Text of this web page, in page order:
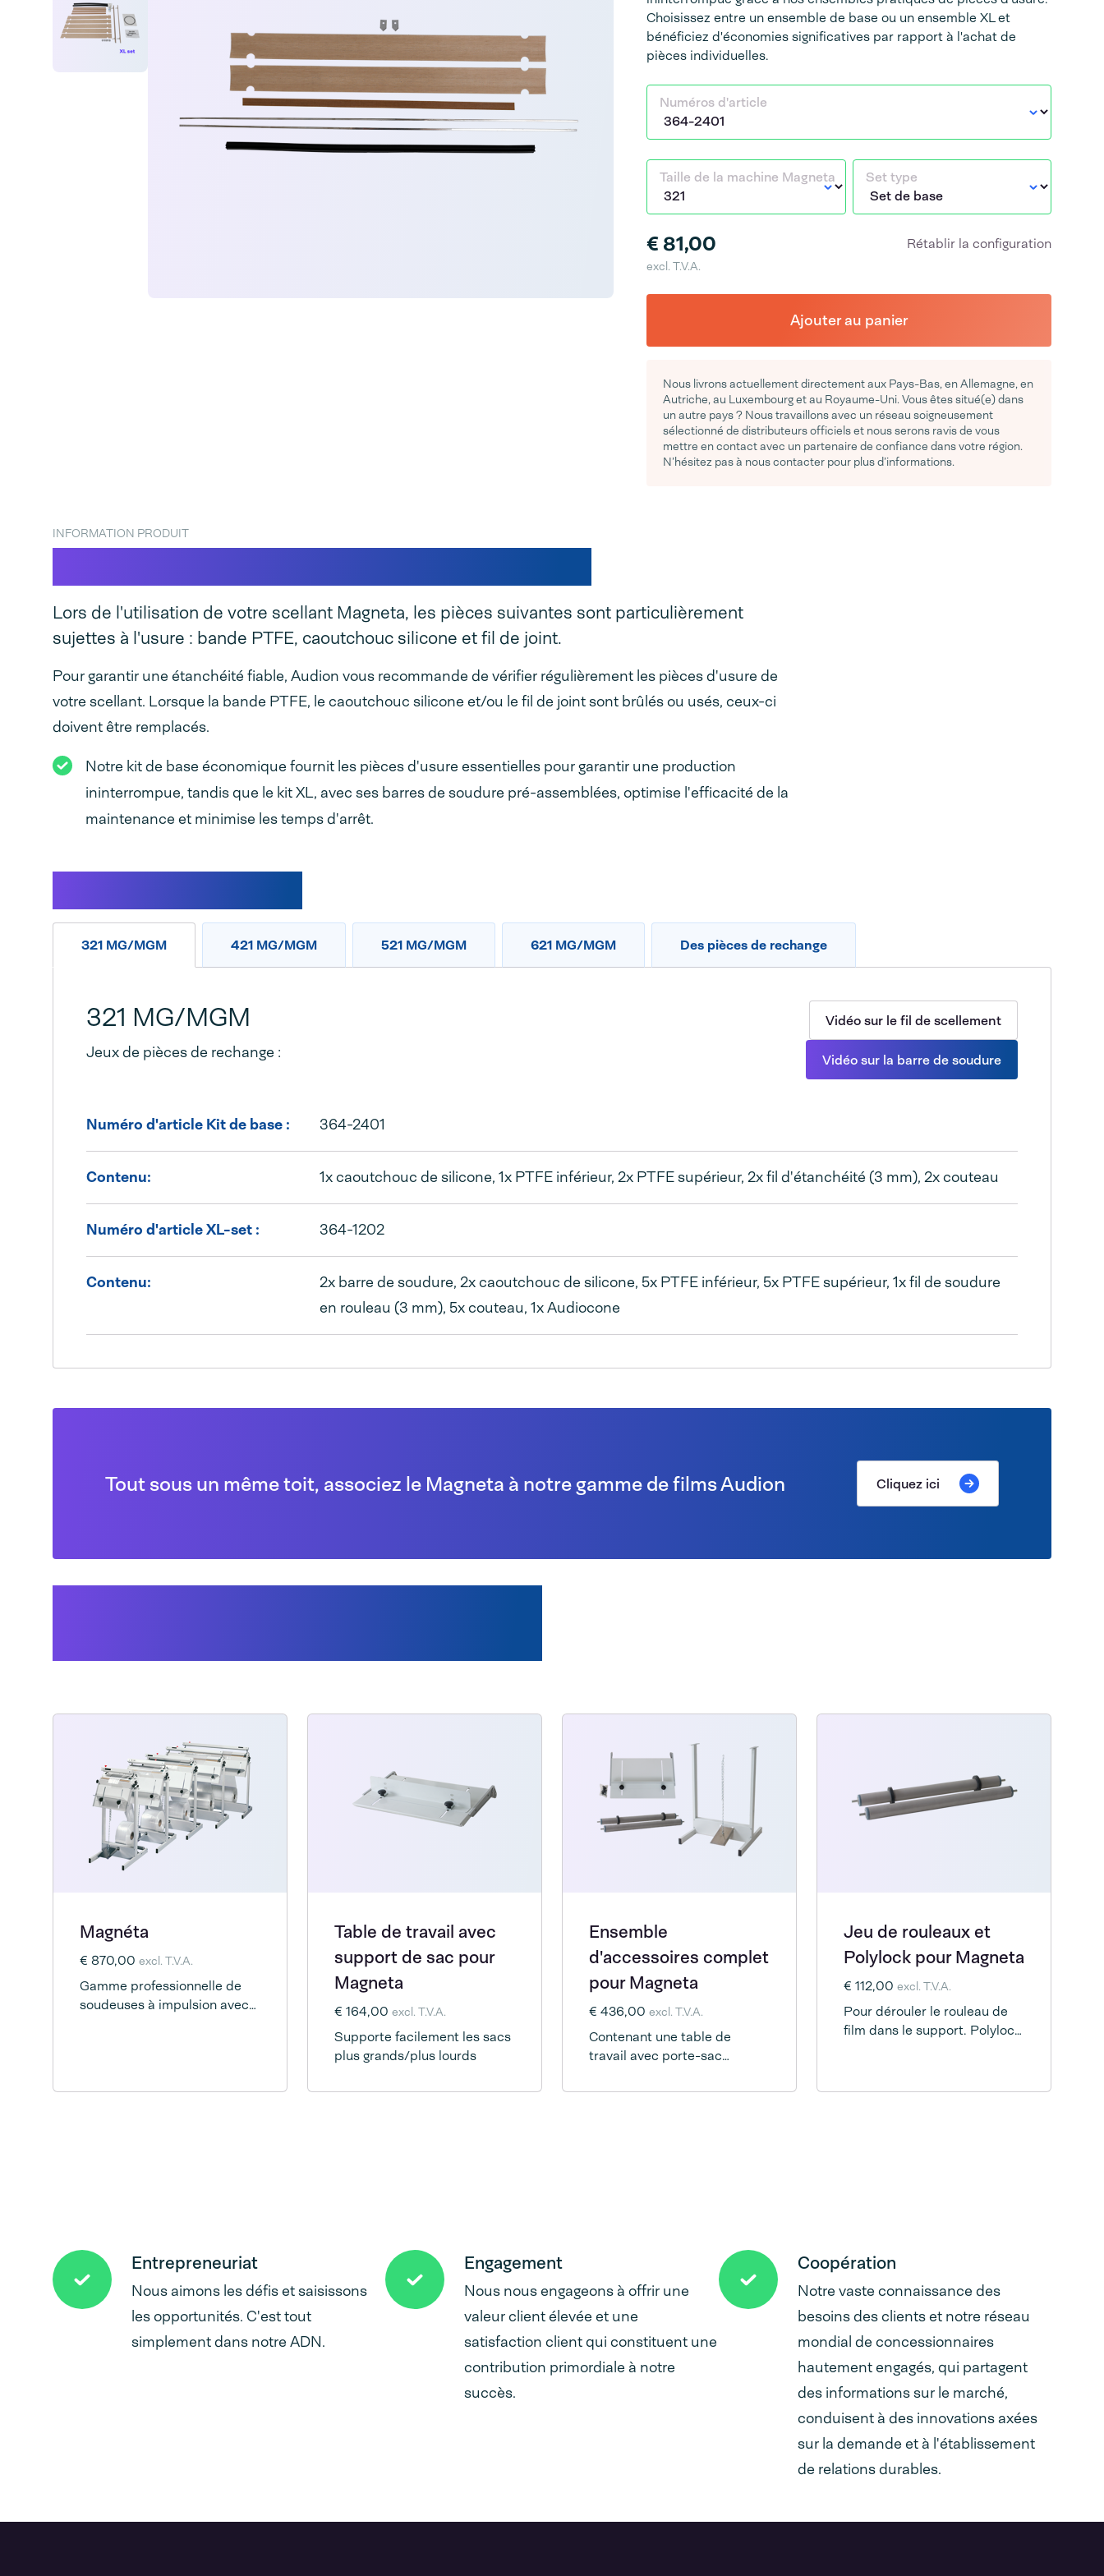
Choisissez entre un ensemble de base ou un ensemble XL et
bénéficiez d'économies significatives par rapport à l'achat de
pièces individuelles.
Numéros d'article
Taille de la machine Magneta Set type
€ 81,00
excl. T.V.A.
Rétablir la configuration
Ajouter au panier
Nous livrons actuellement directement aux Pays-Bas, en Allemagne, en
Autriche, au Luxembourg et au Royaume-Uni. Vous êtes situé(e) dans
un autre pays ? Nous travaillons avec un réseau soigneusement
sélectionné de distributeurs officiels et nous serons ravis de vous
mettre en contact avec un partenaire de confiance dans votre région.
N’hésitez pas à nous contacter pour plus d’informations.
INFORMATION PRODUIT
Lors de l'utilisation de votre scellant Magneta, les pièces suivantes sont particulièrement
sujettes à l'usure : bande PTFE, caoutchouc silicone et fil de joint.
Pour garantir une étanchéité fiable, Audion vous recommande de vérifier régulièrement les pièces d'usure de
votre scellant. Lorsque la bande PTFE, le caoutchouc silicone et/ou le fil de joint sont brûlés ou usés, ceux-ci
doivent être remplacés.
Notre kit de base économique fournit les pièces d'usure essentielles pour garantir une production
ininterrompue, tandis que le kit XL, avec ses barres de soudure pré-assemblées, optimise l'efficacité de la
maintenance et minimise les temps d'arrêt.
321 MG/MGM 421 MG/MGM 521 MG/MGM 621 MG/MGM Des pièces de rechange
321 MG/MGM
Jeux de pièces de rechange :
Vidéo sur le fil de scellement
Vidéo sur la barre de soudure
Numéro d'article Kit de base : 364-2401
Contenu: 1x caoutchouc de silicone, 1x PTFE inférieur, 2x PTFE supérieur, 2x fil d'étanchéité (3 mm), 2x couteau
Numéro d'article XL-set : 364-1202
Contenu:
2x barre de soudure, 2x caoutchouc de silicone, 5x PTFE inférieur, 5x PTFE supérieur, 1x fil de soudure
en rouleau (3 mm), 5x couteau, 1x Audiocone
Tout sous un même toit, associez le Magneta à notre gamme de films Audion Cliquez ici
Magnéta
€ 870,00 excl. T.V.A.
Gamme professionnelle de
soudeuses à impulsion avec
Table de travail avec
support de sac pour
Magneta
€ 164,00 excl. T.V.A.
Supporte facilement les sacs
plus grands/plus lourds
Ensemble
d'accessoires complet
pour Magneta
€ 436,00 excl. T.V.A.
Contenant une table de
travail avec porte-sac
pédale, un jeu de rouleaux et
Jeu de rouleaux et
Polylock pour Magneta
€ 112,00 excl. T.V.A.
Pour dérouler le rouleau de
film dans le support. Polylock
Entrepreneuriat
Nous aimons les défis et saisissons
les opportunités. C'est tout
simplement dans notre ADN.
Engagement
Nous nous engageons à offrir une
valeur client élevée et une
satisfaction client qui constituent une
contribution primordiale à notre
succès.
Coopération
Notre vaste connaissance des
besoins des clients et notre réseau
mondial de concessionnaires
hautement engagés, qui partagent
des informations sur le marché,
conduisent à des innovations axées
sur la demande et à l'établissement
de relations durables.